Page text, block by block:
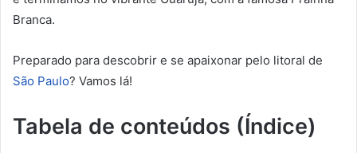
Branca.
Preparado para descobrir e se apaixonar pelo litoral de
São Paulo? Vamos lá!
Tabela de conteúdos (Índice)